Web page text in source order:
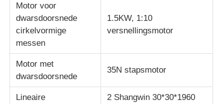
Gebouwmaterialen-testapparatuur
Verpakkingstestapparatuur
Motor voor
dwarsdoorsnede
cirkelvormige
messen
1.5KW, 1:10
versnellingsmotor
Motor met
dwarsdoorsnede
35N stapsmotor
Lineaire
2 Shangwin 30*30*1960